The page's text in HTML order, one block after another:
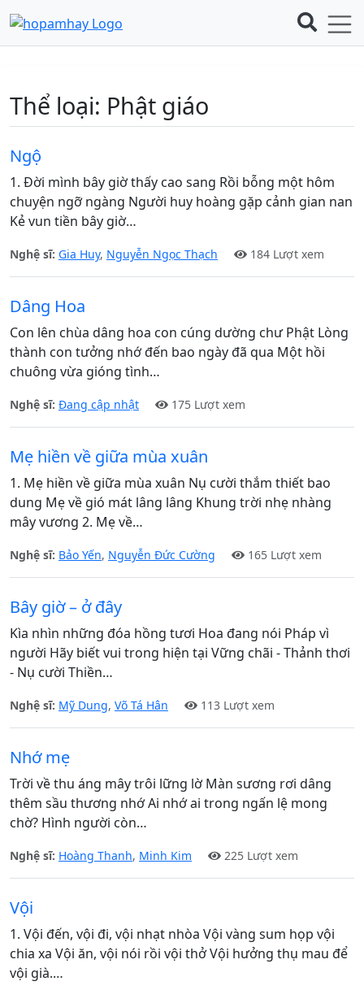
Thể loại: Phật giáo
Ngộ
1. Đời mình bây giờ thấy cao sang Rồi bỗng một hôm
chuyện ngỡ ngàng Người huy hoàng gặp cảnh gian nan
Kẻ vun tiền bây giờ…
Nghệ sĩ: Gia Huy, Nguyễn Ngọc Thạch 184 Lượt xem
Dâng Hoa
Con lên chùa dâng hoa con cúng dường chư Phật Lòng
thành con tưởng nhớ đến bao ngày đã qua Một hồi
chuông vừa gióng tình…
Nghệ sĩ: Đang cập nhật 175 Lượt xem
Mẹ hiền về giữa mùa xuân
1. Mẹ hiền về giữa mùa xuân Nụ cười thắm thiết bao
dung Mẹ về gió mát lâng lâng Khung trời nhẹ nhàng
mây vương 2. Mẹ về…
Nghệ sĩ: Bảo Yến, Nguyễn Đức Cường 165 Lượt xem
Bây giờ – ở đây
Kìa nhìn những đóa hồng tươi Hoa đang nói Pháp vì
người Hãy biết vui trong hiện tại Vững chãi - Thảnh thơi
- Nụ cười Thiền…
Nghệ sĩ: Mỹ Dung, Võ Tá Hân 113 Lượt xem
Nhớ mẹ
Trời về thu áng mây trôi lững lờ Màn sương rơi dâng
thêm sầu thương nhớ Ai nhớ ai trong ngấn lệ mong
chờ? Hình người còn…
Nghệ sĩ: Hoàng Thanh, Minh Kim 225 Lượt xem
Vội
1. Vội đến, vội đi, vội nhạt nhòa Vội vàng sum họp vội
chia xa Vội ăn, vội nói rồi vội thở Vội hưởng thụ mau để
vội già.…